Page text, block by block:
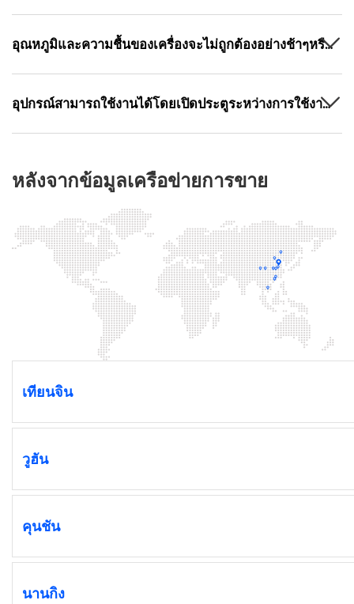
อุณหภูมิและความชื้นของเครื่องจะไม่ถูกต้องอย่างช้าๆหรือ
อุปกรณ์สามารถใช้งานได้โดยเปิดประตูระหว่างการใช้งาน
หลังจากข้อมูลเครือข่ายการขาย
เทียนจิน
วูฮัน
คุนชัน
นานกิง